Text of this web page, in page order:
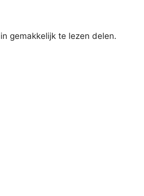
gemakkelijk te lezen delen.